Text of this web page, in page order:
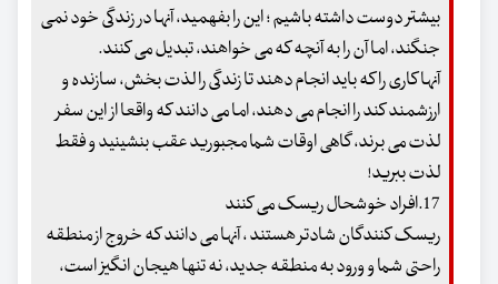
بیشتر دوست داشته باشیم ؛ این را بفهمید، آنها در زندگی خود نمی
جنگند، اما آن را به آنچه که می خواهند، تبدیل می کنند.
آنها کاری را که باید انجام دهند تا زندگی را لذت بخش، سازنده و
ارزشمند کند را انجام می دهند، اما می دانند که واقعا از این سفر
لذت می برند، گاهی اوقات شما مجبورید عقب بنشینید و فقط
لذت ببرید!
17.افراد خوشحال ریسک می کنند
ریسک کنندگان شادتر هستند ، آنها می دانند که خروج از منطقه
راحتی شما و ورود به منطقه جدید، نه تنها هیجان انگیز است،